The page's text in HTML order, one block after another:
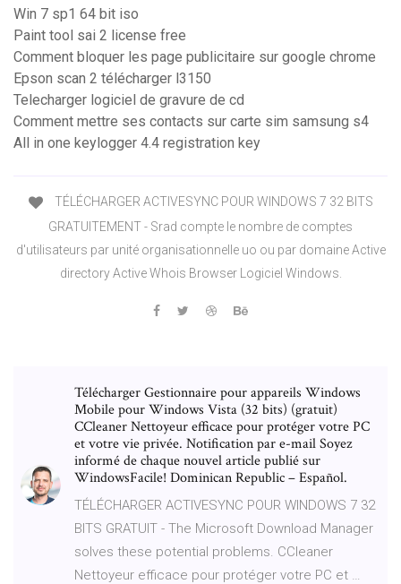
Win 7 sp1 64 bit iso
Paint tool sai 2 license free
Comment bloquer les page publicitaire sur google chrome
Epson scan 2 télécharger l3150
Telecharger logiciel de gravure de cd
Comment mettre ses contacts sur carte sim samsung s4
All in one keylogger 4.4 registration key
TÉLÉCHARGER ACTIVESYNC POUR WINDOWS 7 32 BITS
GRATUITEMENT - Srad compte le nombre de comptes
d'utilisateurs par unité organisationnelle uo ou par domaine Active
directory Active Whois Browser Logiciel Windows.
Télécharger Gestionnaire pour appareils Windows
Mobile pour Windows Vista (32 bits) (gratuit)
CCleaner Nettoyeur efficace pour protéger votre PC
et votre vie privée. Notification par e-mail Soyez
informé de chaque nouvel article publié sur
WindowsFacile! Dominican Republic – Español.
TÉLÉCHARGER ACTIVESYNC POUR WINDOWS 7 32
BITS GRATUIT - The Microsoft Download Manager
solves these potential problems. CCleaner
Nettoyeur efficace pour protéger votre PC et …